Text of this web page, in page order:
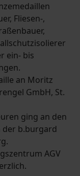
Fliesen-,
ein- bis
an Moritz
GmbH, St.
ging an den
der b.burgard
AGV